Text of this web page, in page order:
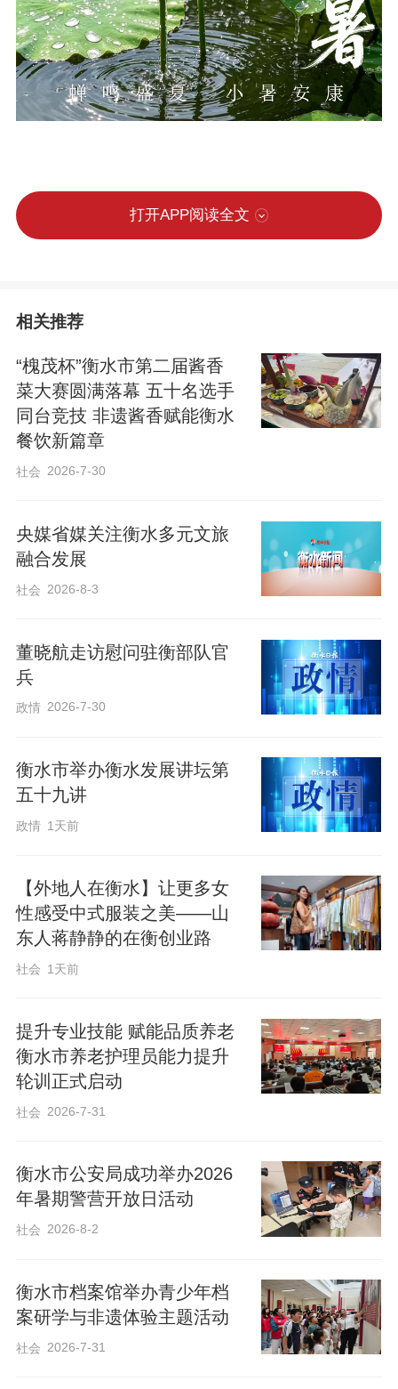
打开APP阅读全文
相关推荐
“槐茂杯”衡水市第二届酱香
菜大赛圆满落幕 五十名选手
同台竞技 非遗酱香赋能衡水
餐饮新篇章
社会 2026-7-30
央媒省媒关注衡水多元文旅
融合发展
社会 2026-8-3
董晓航走访慰问驻衡部队官
兵
政情 2026-7-30
衡水市举办衡水发展讲坛第
五十九讲
政情 1天前
【外地人在衡水】让更多女
性感受中式服装之美——山
东人蒋静静的在衡创业路
社会 1天前
提升专业技能 赋能品质养老
衡水市养老护理员能力提升
轮训正式启动
社会 2026-7-31
衡水市公安局成功举办2026
年暑期警营开放日活动
社会 2026-8-2
衡水市档案馆举办青少年档
案研学与非遗体验主题活动
社会 2026-7-31